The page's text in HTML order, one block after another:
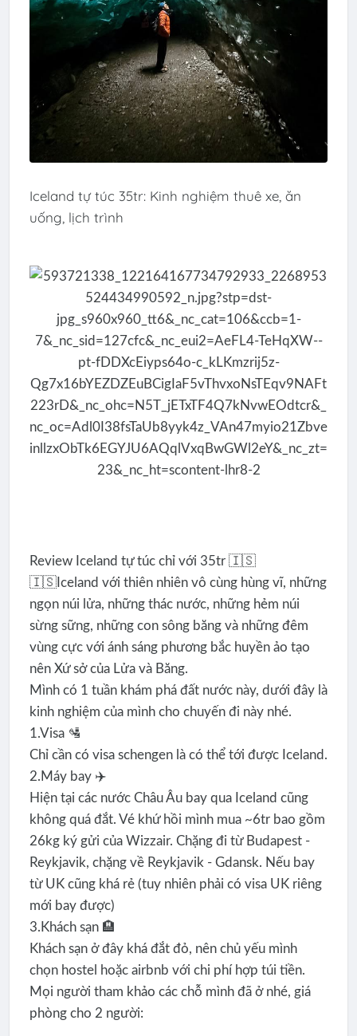
Iceland tự túc 35tr: Kinh nghiệm thuê xe, ăn
uống, lịch trình
Review Iceland tự túc chỉ với 35tr 🇮🇸
🇮🇸Iceland với thiên nhiên vô cùng hùng vĩ, những
ngọn núi lửa, những thác nước, những hẻm núi
sừng sững, những con sông băng và những đêm
vùng cực với ánh sáng phương bắc huyền ảo tạo
nên Xứ sở của Lửa và Băng.
Mình có 1 tuần khám phá đất nước này, dưới đây là
kinh nghiệm của mình cho chuyến đi này nhé.
1.Visa 🛂
Chỉ cần có visa schengen là có thể tới được Iceland.
2.Máy bay ✈️
Hiện tại các nước Châu Âu bay qua Iceland cũng
không quá đắt. Vé khứ hồi mình mua ~6tr bao gồm
26kg ký gửi của Wizzair. Chặng đi từ Budapest -
Reykjavik, chặng về Reykjavik - Gdansk. Nếu bay
từ UK cũng khá rẻ (tuy nhiên phải có visa UK riêng
mới bay được)
3.Khách sạn 🏨
Khách sạn ở đây khá đắt đỏ, nên chủ yếu mình
chọn hostel hoặc airbnb với chi phí hợp túi tiền.
Mọi người tham khảo các chỗ mình đã ở nhé, giá
phòng cho 2 người: